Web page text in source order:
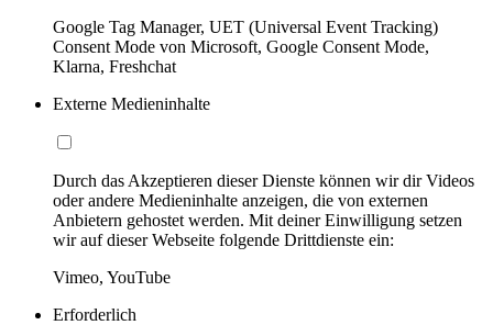
Google Tag Manager, UET (Universal Event Tracking)
Consent Mode von Microsoft, Google Consent Mode,
Klarna, Freshchat
Externe Medieninhalte
Durch das Akzeptieren dieser Dienste können wir dir Videos
oder andere Medieninhalte anzeigen, die von externen
Anbietern gehostet werden. Mit deiner Einwilligung setzen
wir auf dieser Webseite folgende Drittdienste ein:
Vimeo, YouTube
Erforderlich